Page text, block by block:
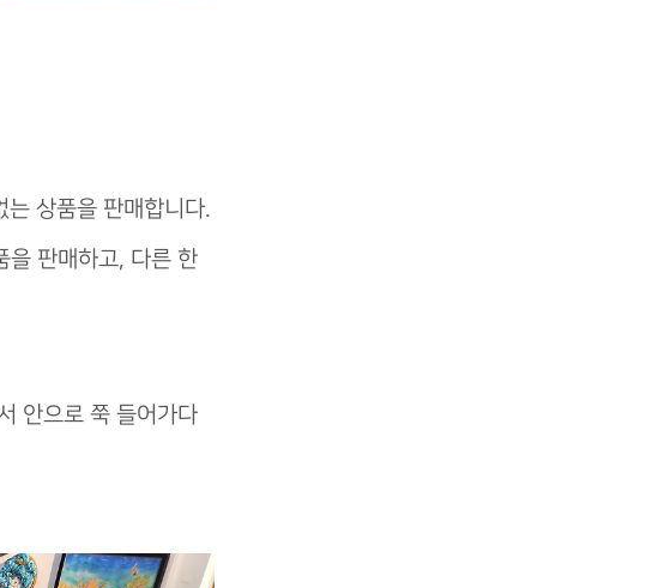
상품을 판매합니다.
을 판매하고, 다른 한
안으로 쭉 들어가다